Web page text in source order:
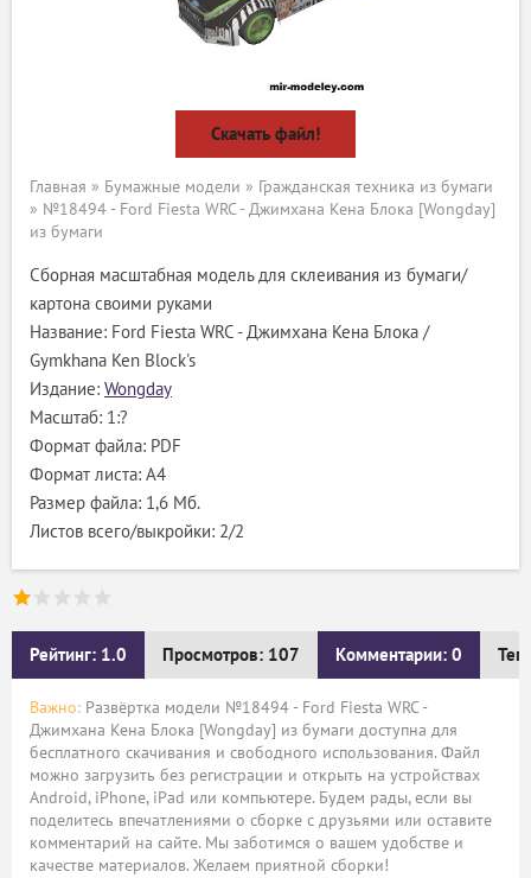
Скачать файл!
Главная » Бумажные модели » Гражданская техника из бумаги
» №18494 - Ford Fiesta WRC - Джимхана Кена Блока [Wongday]
из бумаги
Сборная масштабная модель для склеивания из бумаги/
картона своими руками
Название: Ford Fiesta WRC - Джимхана Кена Блока /
Gymkhana Ken Block's
Издание: Wongday
Масштаб: 1:?
Формат файла: PDF
Формат листа: А4
Размер файла: 1,6 Мб.
Листов всего/выкройки: 2/2
Рейтинг: 1.0 Просмотров: 107 Комментарии: 0
Важно: Развёртка модели №18494 - Ford Fiesta WRC -
Джимхана Кена Блока [Wongday] из бумаги доступна для
бесплатного скачивания и свободного использования. Файл
можно загрузить без регистрации и открыть на устройствах
Android, iPhone, iPad или компьютере. Будем рады, если вы
поделитесь впечатлениями о сборке с друзьями или оставите
комментарий на сайте. Мы заботимся о вашем удобстве и
качестве материалов. Желаем приятной сборки!